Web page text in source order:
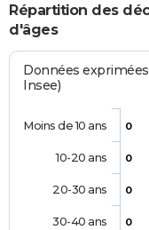
Répartition des
d'âges
Données
Insee)
0
0
0
0
Moins de 10 ans
10-20 ans
20-30 ans
30-40 ans